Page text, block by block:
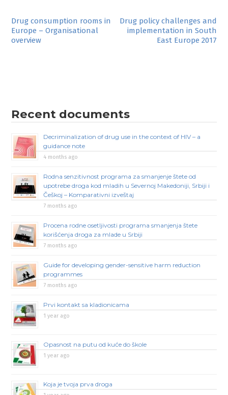
Post
navigation
Drug consumption rooms in
Europe – Organisational
overview
Drug policy challenges and
implementation in South
East Europe 2017
Recent documents
Decriminalization of drug use in the context of HIV – a
guidance note
4 months ago
Rodna senzitivnost programa za smanjenje štete od
upotrebe droga kod mladih u Severnoj Makedoniji, Srbiji i
Češkoj – Komparativni izveštaj
7 months ago
Procena rodne osetljivosti programa smanjenja štete
korišćenja droga za mlade u Srbiji
7 months ago
Guide for developing gender-sensitive harm reduction
programmes
7 months ago
Prvi kontakt sa kladionicama
1 year ago
Opasnost na putu od kuće do škole
1 year ago
Koja je tvoja prva droga